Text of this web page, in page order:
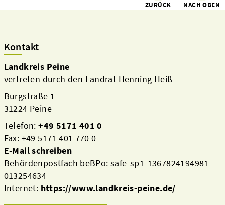
ZURÜCK NACH OBEN
Kontakt
Landkreis Peine
vertreten durch den Landrat Henning Heiß
Burgstraße 1
31224 Peine
Telefon:+49 5171 401 0
Fax: +49 5171 401 770 0
E-Mail schreiben
Behördenpostfach beBPo: safe-sp1-1367824194981-
013254634
Internet: https://www.landkreis-peine.de/